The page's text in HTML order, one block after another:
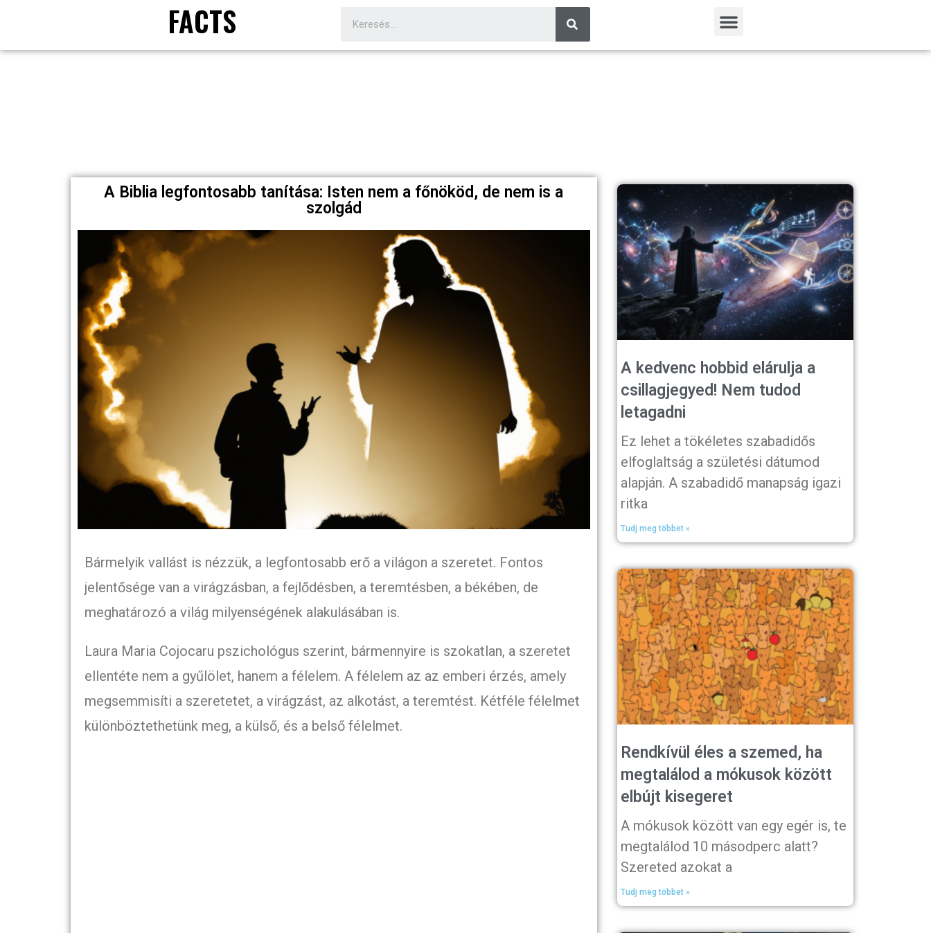
FACTS
A Biblia legfontosabb tanítása: Isten nem a főnököd, de nem is a
szolgád
Bármelyik vallást is nézzük, a legfontosabb erő a világon a szeretet. Fontos
jelentősége van a virágzásban, a fejlődésben, a teremtésben, a békében, de
meghatározó a világ milyenségének alakulásában is.
Laura Maria Cojocaru pszichológus szerint, bármennyire is szokatlan, a szeretet
ellentéte nem a gyűlölet, hanem a félelem. A félelem az az emberi érzés, amely
megsemmisíti a szeretetet, a virágzást, az alkotást, a teremtést. Kétféle félelmet
különböztethetünk meg, a külső, és a belső félelmet.
A kedvenc hobbid elárulja a
csillagjegyed! Nem tudod
letagadni
Ez lehet a tökéletes szabadidős
elfoglaltság a születési dátumod
alapján. A szabadidő manapság igazi
ritka
Tudj meg többet »
Rendkívül éles a szemed, ha
megtalálod a mókusok között
elbújt kisegeret
A mókusok között van egy egér is, te
megtalálod 10 másodperc alatt?
Szereted azokat a
Tudj meg többet »